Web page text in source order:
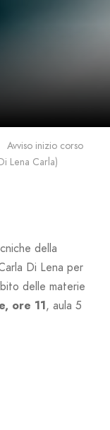
Avviso inizio corso
Lena Carla)
della
Di Lena per
delle materie
ore 11, aula 5